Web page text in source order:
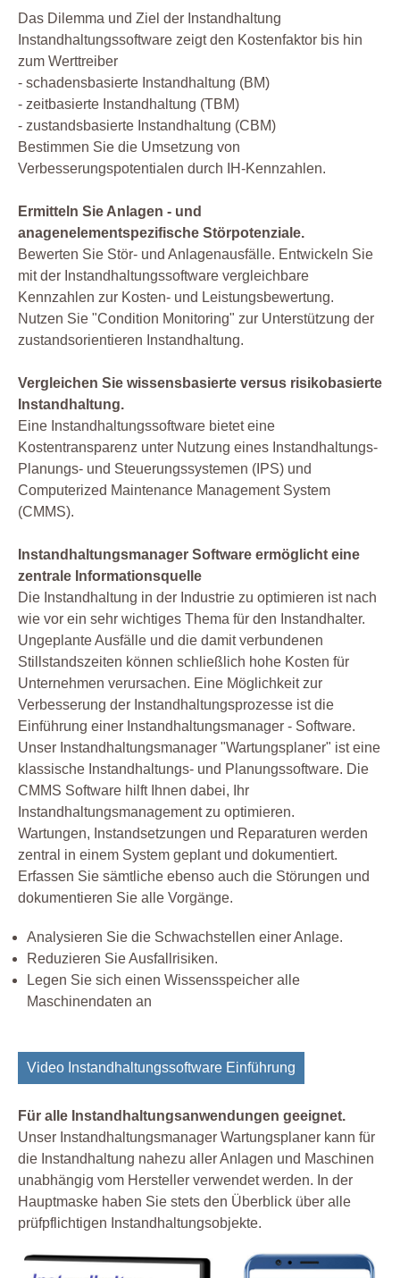
Das Dilemma und Ziel der Instandhaltung
Instandhaltungssoftware zeigt den Kostenfaktor bis hin
zum Werttreiber
- schadensbasierte Instandhaltung (BM)
- zeitbasierte Instandhaltung (TBM)
- zustandsbasierte Instandhaltung (CBM)
Bestimmen Sie die Umsetzung von
Verbesserungspotentialen durch IH-Kennzahlen.
Ermitteln Sie Anlagen - und
anagenelementspezifische Störpotenziale.
Bewerten Sie Stör- und Anlagenausfälle. Entwickeln Sie
mit der Instandhaltungssoftware vergleichbare
Kennzahlen zur Kosten- und Leistungsbewertung.
Nutzen Sie "Condition Monitoring" zur Unterstützung der
zustandsorientieren Instandhaltung.
Vergleichen Sie wissensbasierte versus risikobasierte
Instandhaltung.
Eine Instandhaltungssoftware bietet eine
Kostentransparenz unter Nutzung eines Instandhaltungs-
Planungs- und Steuerungssystemen (IPS) und
Computerized Maintenance Management System
(CMMS).
Instandhaltungsmanager Software ermöglicht eine
zentrale Informationsquelle
Die Instandhaltung in der Industrie zu optimieren ist nach
wie vor ein sehr wichtiges Thema für den Instandhalter.
Ungeplante Ausfälle und die damit verbundenen
Stillstandszeiten können schließlich hohe Kosten für
Unternehmen verursachen. Eine Möglichkeit zur
Verbesserung der Instandhaltungsprozesse ist die
Einführung einer Instandhaltungsmanager - Software.
Unser Instandhaltungsmanager "Wartungsplaner" ist eine
klassische Instandhaltungs- und Planungssoftware. Die
CMMS Software hilft Ihnen dabei, Ihr
Instandhaltungsmanagement zu optimieren.
Wartungen, Instandsetzungen und Reparaturen werden
zentral in einem System geplant und dokumentiert.
Erfassen Sie sämtliche ebenso auch die Störungen und
dokumentieren Sie alle Vorgänge.
Analysieren Sie die Schwachstellen einer Anlage.
Reduzieren Sie Ausfallrisiken.
Legen Sie sich einen Wissensspeicher alle
Maschinendaten an
Video Instandhaltungssoftware Einführung
Für alle Instandhaltungsanwendungen geeignet.
Unser Instandhaltungsmanager Wartungsplaner kann für
die Instandhaltung nahezu aller Anlagen und Maschinen
unabhängig vom Hersteller verwendet werden. In der
Hauptmaske haben Sie stets den Überblick über alle
prüfpflichtigen Instandhaltungsobjekte.